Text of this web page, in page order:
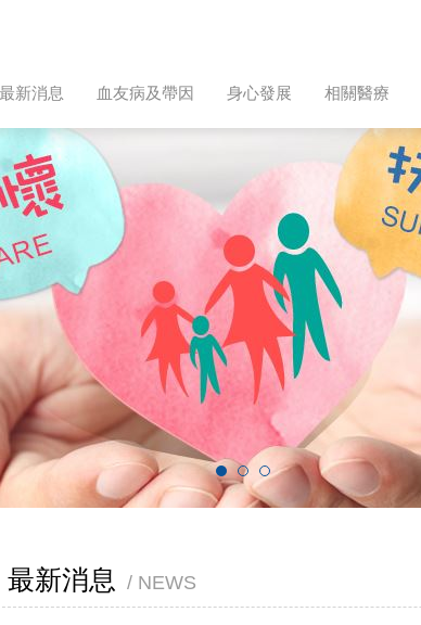
最新消息 血友病及帶因 身心發展 相關醫療
最新消息 NEWS